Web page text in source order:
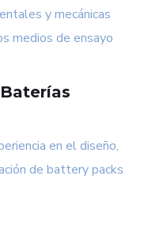
y mecánicas
medios de ensayo
en el diseño,
de battery packs